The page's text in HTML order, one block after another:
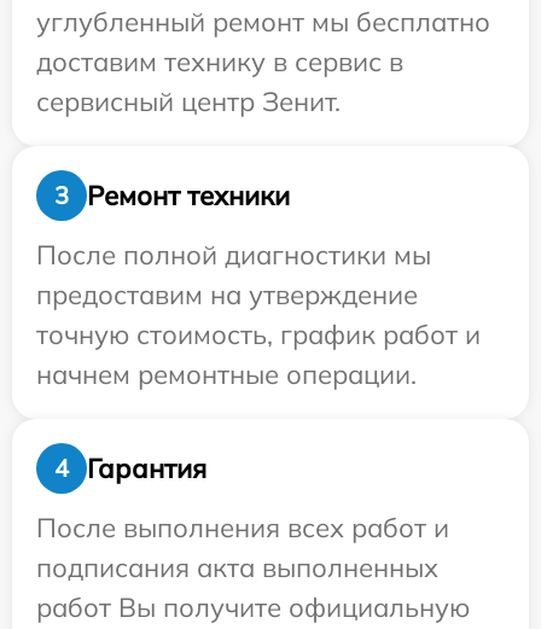
углубленный ремонт мы бесплатно
доставим технику в сервис в
сервисный центр Зенит.
3
Ремонт техники
После полной диагностики мы
предоставим на утверждение
точную стоимость, график работ и
начнем ремонтные операции.
4
Гарантия
После выполнения всех работ и
подписания акта выполненных
работ Вы получите официальную